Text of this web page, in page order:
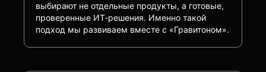
выбирают не отдельные продукты, а готовые,
проверенные ИТ-решения. Именно такой
подход мы развиваем вместе с «Гравитоном».